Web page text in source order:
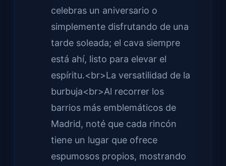
celebras un aniversario o
simplemente disfrutando de una
tarde soleada; el cava siempre
está ahí, listo para elevar el
espíritu.<br>La versatilidad de la
burbuja<br>Al recorrer los
barrios más emblemáticos de
Madrid, noté que cada rincón
tiene un lugar que ofrece
espumosos propios, mostrando